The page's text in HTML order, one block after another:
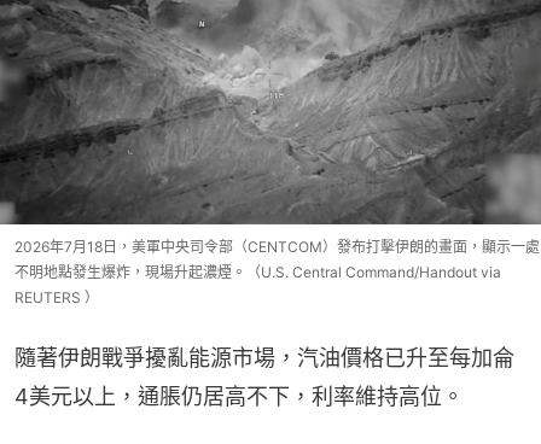
2026年7月18日，美軍中央司令部（CENTCOM）發布打擊伊朗的畫面，顯示一處
不明地點發生爆炸，現場升起濃煙。（U.S. Central Command/Handout via
REUTERS ）
隨著伊朗戰爭擾亂能源市場，汽油價格已升至每加侖
4美元以上，通脹仍居高不下，利率維持高位。